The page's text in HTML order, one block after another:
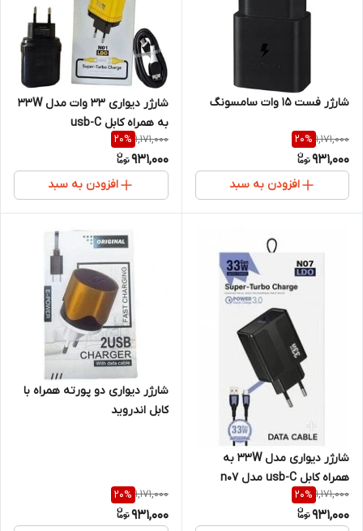
شارژر فست 15 وات سامسونگ
1,171,000
20%
931,000
افزودن به سبد
شارژر دیواری 33 وات مدل 33W
به همراه کابل usb-C
1,171,000
20%
931,000
افزودن به سبد
شارژر دیواری مدل 33W به
همراه کابل usb-C مدل n07
1,171,000
20%
931,000
شارژر دیواری دو پورته همراه با
کابل اندروید
1,171,000
20%
931,000